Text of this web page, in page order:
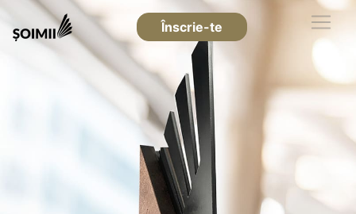
Înscrie-te